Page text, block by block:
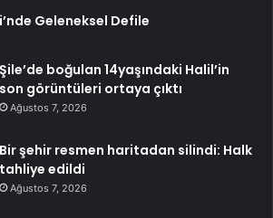
Geleneksel Defile
Şile’de boğulan 14yaşındaki Halil’in
son görüntüleri ortaya çıktı
Ağustos 7, 2026
Bir şehir resmen haritadan silindi: Halk
tahliye edildi
Ağustos 7, 2026